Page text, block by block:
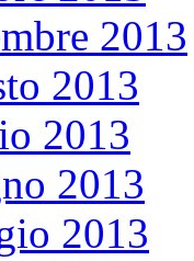
2013
2013
2013
2013
2013